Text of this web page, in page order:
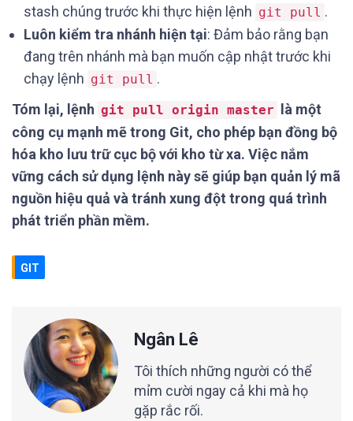
stash chúng trước khi thực hiện lệnh git pull .
Luôn kiểm tra nhánh hiện tại: Đảm bảo rằng bạn
đang trên nhánh mà bạn muốn cập nhật trước khi
chạy lệnh git pull .
Tóm lại, lệnh git pull origin master
là một
công cụ mạnh mẽ trong Git, cho phép bạn đồng bộ
hóa kho lưu trữ cục bộ với kho từ xa. Việc nắm
vững cách sử dụng lệnh này sẽ giúp bạn quản lý mã
nguồn hiệu quả và tránh xung đột trong quá trình
phát triển phần mềm.
GIT
Ngân Lê
Tôi thích những người có thể
mỉm cười ngay cả khi mà họ
gặp rắc rối.